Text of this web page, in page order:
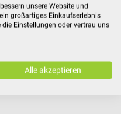
unsere Website und
großartiges Einkaufserlebnis
Einstellungen oder vertrau uns
Alle akzeptieren